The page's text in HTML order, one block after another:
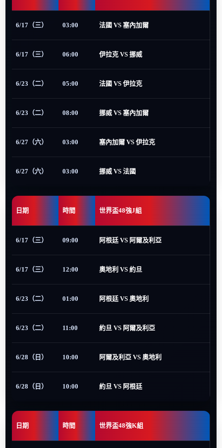
6/17（三） 03:00 法國 VS 塞內加爾
6/17（三） 06:00 伊拉克 VS 挪威
6/23（二） 05:00 法國 VS 伊拉克
6/23（二） 08:00 挪威 VS 塞內加爾
6/27（六） 03:00 塞內加爾 VS 伊拉克
6/27（六） 03:00 挪威 VS 法國
日期 時間 世界盃48強J組
6/17（三） 09:00 阿根廷 VS 阿爾及利亞
6/17（三） 12:00 奧地利 VS 約旦
6/23（二） 01:00 阿根廷 VS 奧地利
6/23（二） 11:00 約旦 VS 阿爾及利亞
6/28（日） 10:00 阿爾及利亞 VS 奧地利
6/28（日） 10:00 約旦 VS 阿根廷
日期 時間 世界盃48強K組